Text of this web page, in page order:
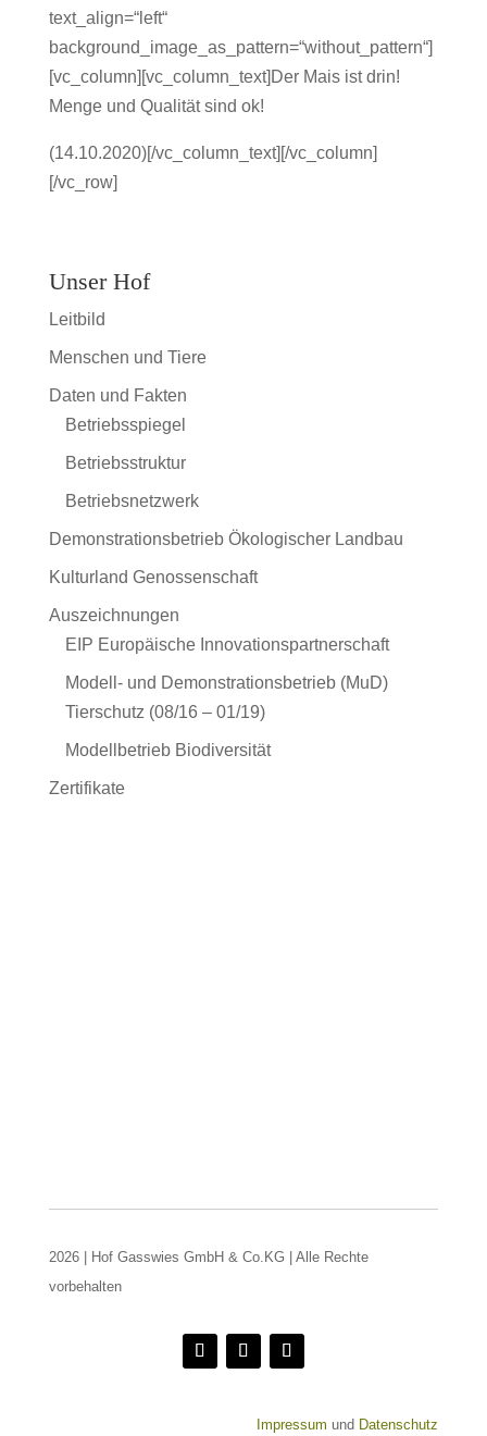
text_align=“left“
background_image_as_pattern=“without_pattern“]
[vc_column][vc_column_text]Der Mais ist drin!
Menge und Qualität sind ok!
(14.10.2020)[/vc_column_text][/vc_column]
[/vc_row]
Unser Hof
Leitbild
Menschen und Tiere
Daten und Fakten
Betriebsspiegel
Betriebsstruktur
Betriebsnetzwerk
Demonstrationsbetrieb Ökologischer Landbau
Kulturland Genossenschaft
Auszeichnungen
EIP Europäische Innovationspartnerschaft
Modell- und Demonstrationsbetrieb (MuD)
Tierschutz (08/16 – 01/19)
Modellbetrieb Biodiversität
Zertifikate
2026 | Hof Gasswies GmbH & Co.KG | Alle Rechte
vorbehalten
Impressum und Datenschutz